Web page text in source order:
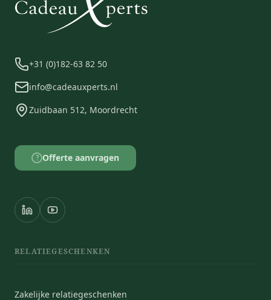
+31 (0)182-63 82 50
info@cadeauxperts.nl
Zuidbaan 512, Moordrecht
? Offerte aanvragen
RELATIEGESCHENKEN
Zakelijke relatiegeschenken